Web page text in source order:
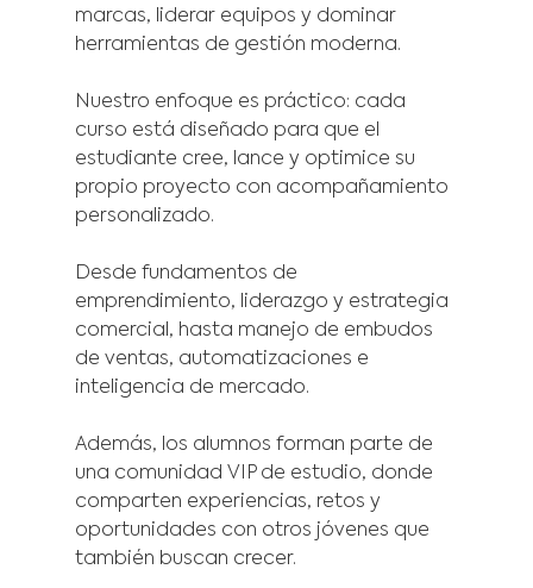
marcas, liderar equipos y dominar
herramientas de gestión moderna.
Nuestro enfoque es práctico: cada
curso está diseñado para que el
estudiante cree, lance y optimice su
propio proyecto con acompañamiento
personalizado.
Desde fundamentos de
emprendimiento, liderazgo y estrategia
comercial, hasta manejo de embudos
de ventas, automatizaciones e
inteligencia de mercado.
Además, los alumnos forman parte de
una comunidad VIP de estudio, donde
comparten experiencias, retos y
oportunidades con otros jóvenes que
también buscan crecer.